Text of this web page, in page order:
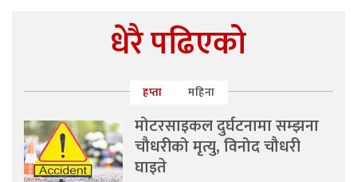
धेरै पढिएको
हप्ता महिना
मोटरसाइकल दुर्घटनामा सम्झना
चौधरीको मृत्यु, विनोद चौधरी
घाइते